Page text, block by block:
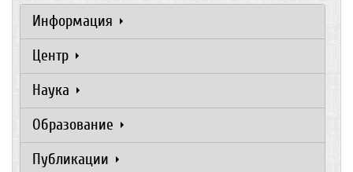
Информация
Центр
Наука
Образование
Публикации